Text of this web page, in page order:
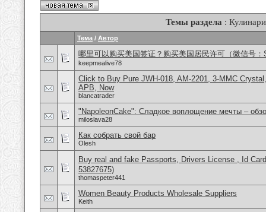
Темы раздела :
Тема / Автор
哪里可以购买美国签证？购买美国居民许可（微信号：
keepmealive78
Click to Buy Pure JWH-018, AM-2201, 3-MMC
APB, Now
blancatrader
"NapoleonCake": Сладкое воплощение мечты –
miloslava28
Как собрать свой бар
Olesh
Buy real and fake Passports, Drivers License , Id
53827675)
thomaspeter441
Women Beauty Products Wholesale Suppliers
Keith